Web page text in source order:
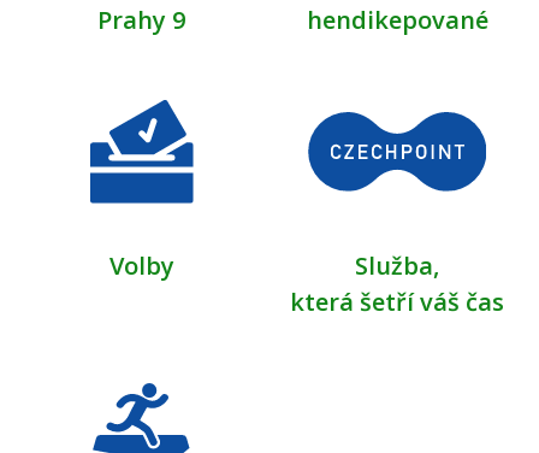
Prahy 9
hendikepované
Volby
Služba,
která šetří váš čas